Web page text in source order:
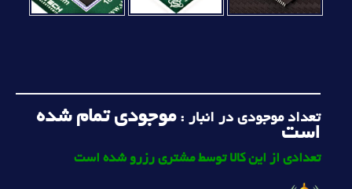
تعداد موجودی در انبار :موجودی تمام شده
است
تعدادی از این کالا توسط مشتری رزرو شده است